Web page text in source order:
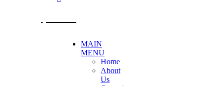
MAIN
MENU
Home
About
Us